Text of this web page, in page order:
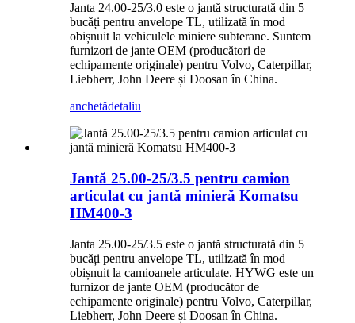
Janta 24.00-25/3.0 este o jantă structurată din 5
bucăți pentru anvelope TL, utilizată în mod
obișnuit la vehiculele miniere subterane. Suntem
furnizori de jante OEM (producători de
echipamente originale) pentru Volvo, Caterpillar,
Liebherr, John Deere și Doosan în China.
anchetădetaliu
Jantă 25.00-25/3.5 pentru camion
articulat cu jantă minieră Komatsu
HM400-3
Janta 25.00-25/3.5 este o jantă structurată din 5
bucăți pentru anvelope TL, utilizată în mod
obișnuit la camioanele articulate. HYWG este un
furnizor de jante OEM (producător de
echipamente originale) pentru Volvo, Caterpillar,
Liebherr, John Deere și Doosan în China.